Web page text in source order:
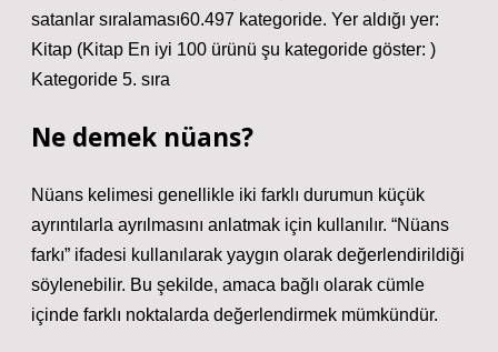
satanlar sıralaması60.497 kategoride. Yer aldığı yer:
Kitap (Kitap En iyi 100 ürünü şu kategoride göster: )
Kategoride 5. sıra
Ne demek nüans?
Nüans kelimesi genellikle iki farklı durumun küçük
ayrıntılarla ayrılmasını anlatmak için kullanılır. “Nüans
farkı” ifadesi kullanılarak yaygın olarak değerlendirildiği
söylenebilir. Bu şekilde, amaca bağlı olarak cümle
içinde farklı noktalarda değerlendirmek mümkündür.